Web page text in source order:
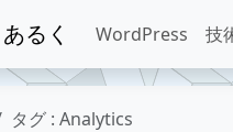
るく WordPress 技
タグ : Analytics